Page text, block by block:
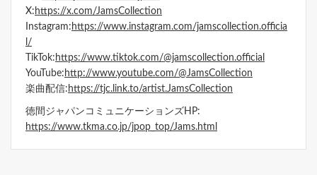
X: https://x.com/JamsCollection
Instagram: https://www.instagram.com/jamscollection.officia
l/
TikTok: https://www.tiktok.com/@jamscollection.official
YouTube: http://www.youtube.com/@JamsCollection
楽曲配信: https://tjc.link.to/artist.JamsCollection
徳間ジャパンコミュニケーションズHP:
https://www.tkma.co.jp/jpop_top/Jams.html